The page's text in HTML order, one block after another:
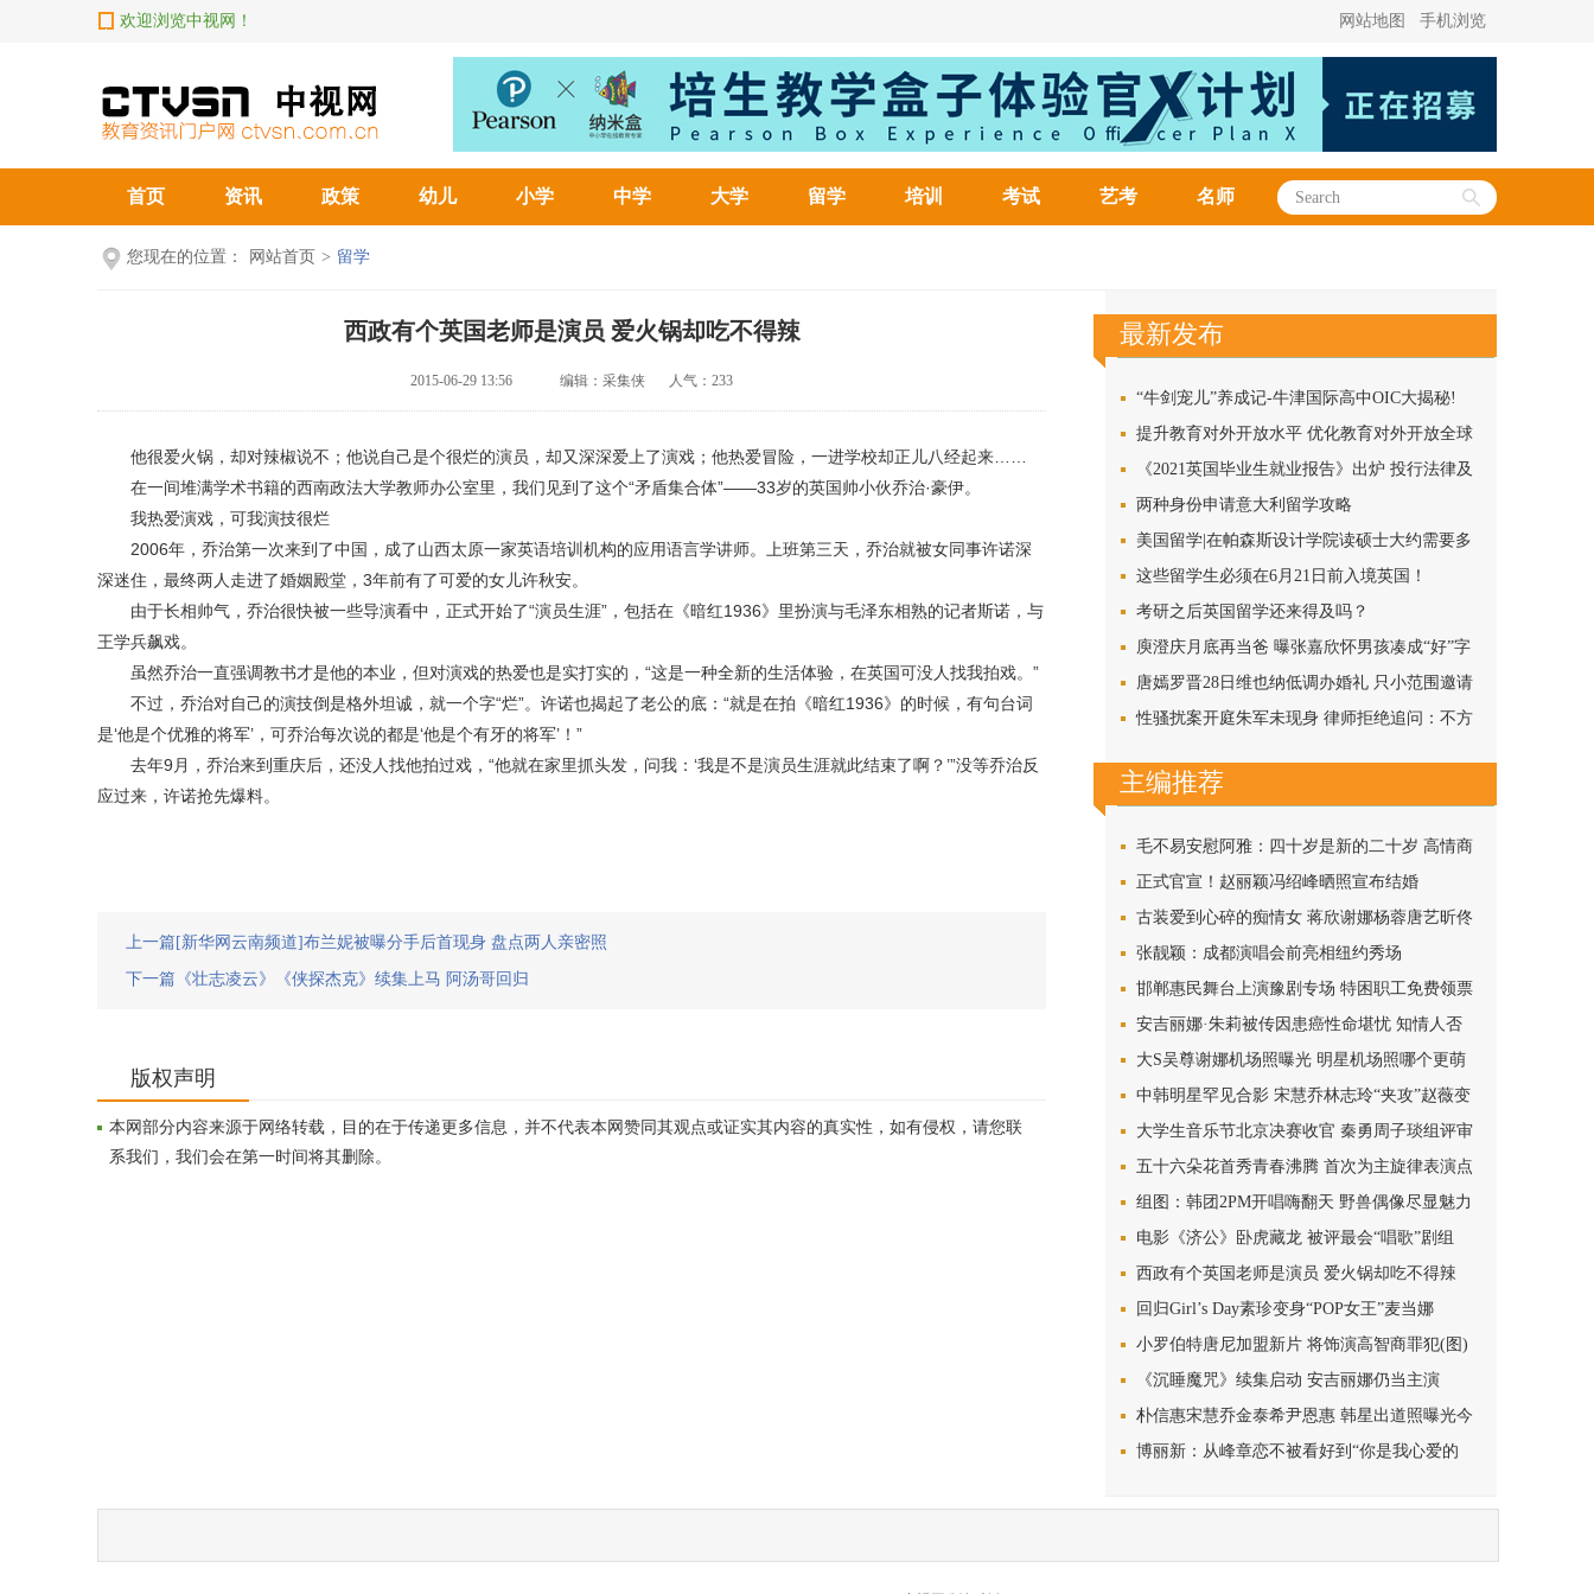
网站地图 手机浏览
欢迎浏览中视网！
首页 资讯 政策 幼儿 小学 中学 大学 留学 培训 考试 艺考 名师
您现在的位置： 网站首页 > 留学
西政有个英国老师是演员 爱火锅却吃不得辣
2015-06-29 13:56 编辑：采集侠 人气： 233
他很爱火锅，却对辣椒说不；他说自己是个很烂的演员，却又深深爱上了演戏；他热爱冒险，一进学校却正儿八经起来……
在一间堆满学术书籍的西南政法大学教师办公室里，我们见到了这个“矛盾集合体”——33岁的英国帅小伙乔治·豪伊。
我热爱演戏，可我演技很烂
2006年，乔治第一次来到了中国，成了山西太原一家英语培训机构的应用语言学讲师。上班第三天，乔治就被女同事许诺深
深迷住，最终两人走进了婚姻殿堂，3年前有了可爱的女儿许秋安。
由于长相帅气，乔治很快被一些导演看中，正式开始了“演员生涯”，包括在《暗红1936》里扮演与毛泽东相熟的记者斯诺，与
王学兵飙戏。
虽然乔治一直强调教书才是他的本业，但对演戏的热爱也是实打实的，“这是一种全新的生活体验，在英国可没人找我拍戏。”
不过，乔治对自己的演技倒是格外坦诚，就一个字“烂”。许诺也揭起了老公的底：“就是在拍《暗红1936》的时候，有句台词
是‘他是个优雅的将军’，可乔治每次说的都是‘他是个有牙的将军’！”
去年9月，乔治来到重庆后，还没人找他拍过戏，“他就在家里抓头发，问我：‘我是不是演员生涯就此结束了啊？’”没等乔治反
应过来，许诺抢先爆料。
上一篇[新华网云南频道]布兰妮被曝分手后首现身 盘点两人亲密照
下一篇《壮志凌云》《侠探杰克》续集上马 阿汤哥回归
版权声明
本网部分内容来源于网络转载，目的在于传递更多信息，并不代表本网赞同其观点或证实其内容的真实性，如有侵权，请您联
系我们，我们会在第一时间将其删除。
最新发布
“牛剑宠儿”养成记-牛津国际高中OIC大揭秘!
提升教育对外开放水平 优化教育对外开放全球
布局《2021英国毕业生就业报告》出炉 投行法律及
咨询行业起薪最高
两种身份申请意大利留学攻略
美国留学|在帕森斯设计学院读硕士大约需要多
少花费？
这些留学生必须在6月21日前入境英国！
考研之后英国留学还来得及吗？
庾澄庆月底再当爸 曝张嘉欣怀男孩凑成“好”字
唐嫣罗晋28日维也纳低调办婚礼 只小范围邀请
亲友性骚扰案开庭朱军未现身 律师拒绝追问：不方
主编推荐
毛不易安慰阿雅：四十岁是新的二十岁 高情商
被赞正式官宣！赵丽颖冯绍峰晒照宣布结婚
古装爱到心碎的痴情女 蒋欣谢娜杨蓉唐艺昕佟
丽娅张靓颖：成都演唱会前亮相纽约秀场
邯郸惠民舞台上演豫剧专场 特困职工免费领票
安吉丽娜·朱莉被传因患癌性命堪忧 知情人否
认
大S吴尊谢娜机场照曝光 明星机场照哪个更萌
中韩明星罕见合影 宋慧乔林志玲“夹攻”赵薇变
大妈大学生音乐节北京决赛收官 秦勇周子琰组评审
团
五十六朵花首秀青春沸腾 首次为主旋律表演点
赞 组图：韩团2PM开唱嗨翻天 野兽偶像尽显魅力
电影《济公》卧虎藏龙 被评最会“唱歌”剧组
西政有个英国老师是演员 爱火锅却吃不得辣
回归Girl’s Day素珍变身“POP女王”麦当娜
小罗伯特唐尼加盟新片 将饰演高智商罪犯(图)
《沉睡魔咒》续集启动 安吉丽娜仍当主演
朴信惠宋慧乔金泰希尹恩惠 韩星出道照曝光今
昔对比惊人
博丽新：从峰章恋不被看好到“你是我心爱的